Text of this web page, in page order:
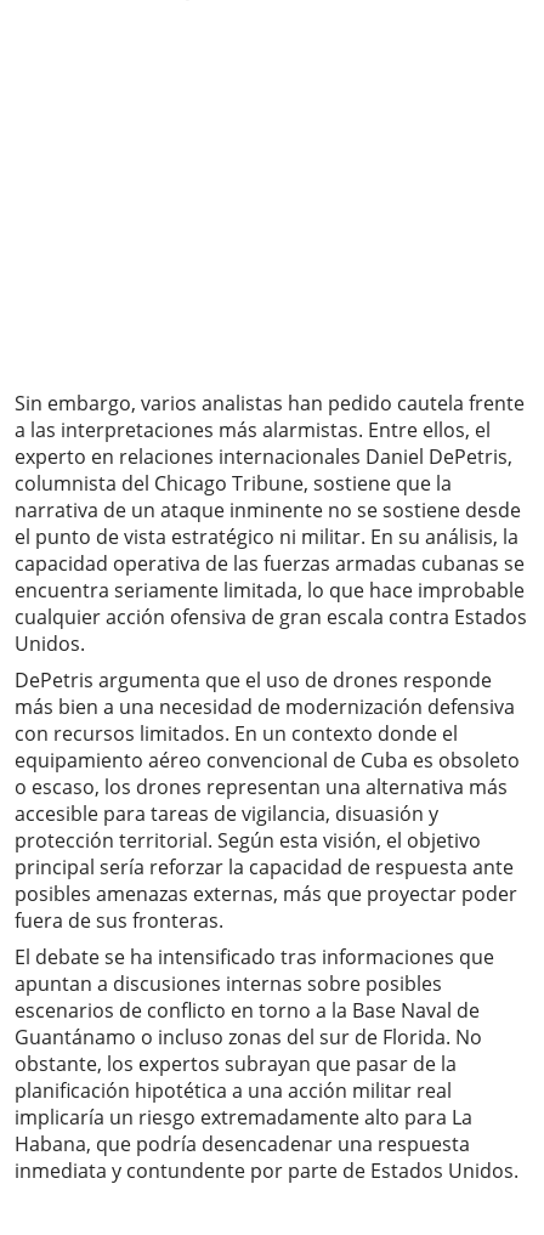
Sin embargo, varios analistas han pedido cautela frente
a las interpretaciones más alarmistas. Entre ellos, el
experto en relaciones internacionales Daniel DePetris,
columnista del Chicago Tribune, sostiene que la
narrativa de un ataque inminente no se sostiene desde
el punto de vista estratégico ni militar. En su análisis, la
capacidad operativa de las fuerzas armadas cubanas se
encuentra seriamente limitada, lo que hace improbable
cualquier acción ofensiva de gran escala contra Estados
Unidos.
DePetris argumenta que el uso de drones responde
más bien a una necesidad de modernización defensiva
con recursos limitados. En un contexto donde el
equipamiento aéreo convencional de Cuba es obsoleto
o escaso, los drones representan una alternativa más
accesible para tareas de vigilancia, disuasión y
protección territorial. Según esta visión, el objetivo
principal sería reforzar la capacidad de respuesta ante
posibles amenazas externas, más que proyectar poder
fuera de sus fronteras.
El debate se ha intensificado tras informaciones que
apuntan a discusiones internas sobre posibles
escenarios de conflicto en torno a la Base Naval de
Guantánamo o incluso zonas del sur de Florida. No
obstante, los expertos subrayan que pasar de la
planificación hipotética a una acción militar real
implicaría un riesgo extremadamente alto para La
Habana, que podría desencadenar una respuesta
inmediata y contundente por parte de Estados Unidos.